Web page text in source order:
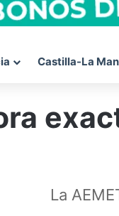
Castilla-La
La